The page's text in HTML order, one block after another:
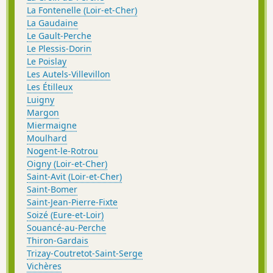
La Fontenelle (Loir-et-Cher)
La Gaudaine
Le Gault-Perche
Le Plessis-Dorin
Le Poislay
Les Autels-Villevillon
Les Étilleux
Luigny
Margon
Miermaigne
Moulhard
Nogent-le-Rotrou
Oigny (Loir-et-Cher)
Saint-Avit (Loir-et-Cher)
Saint-Bomer
Saint-Jean-Pierre-Fixte
Soizé (Eure-et-Loir)
Souancé-au-Perche
Thiron-Gardais
Trizay-Coutretot-Saint-Serge
Vichères